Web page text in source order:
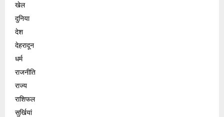
खेल
दुनिया
देश
देहरादून
धर्म
राजनीति
राज्य
राशिफल
सुर्खियां